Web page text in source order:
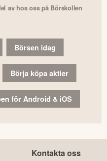
av hos oss på Börskollen
Börsen idag
Börja köpa aktier
för Android & iOS
Kontakta oss